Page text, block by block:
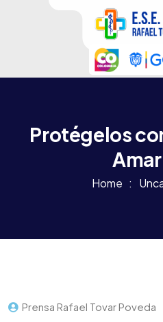
Protégelos
Home
Prensa Rafael Tovar Poveda